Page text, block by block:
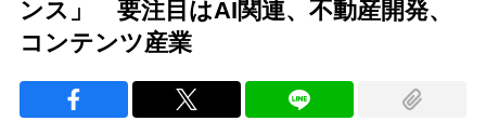
ンス」 要注目はAI関連、不動産開発、
コンテンツ産業